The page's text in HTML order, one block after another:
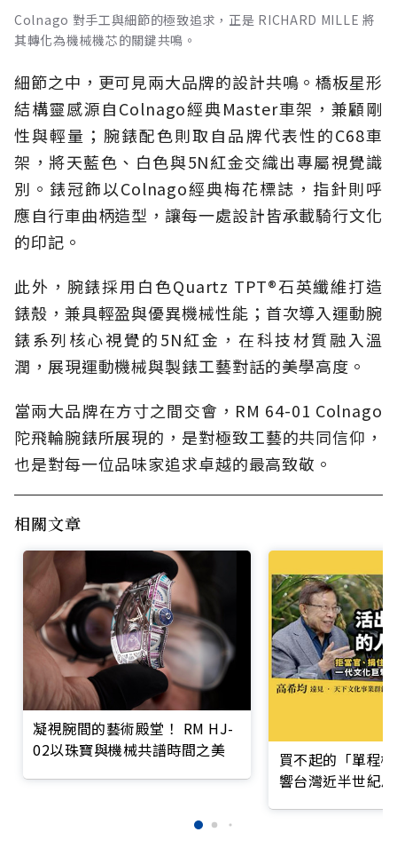
Colnago 對手工與細節的極致追求，正是 RICHARD MILLE 將
其轉化為機械機芯的關鍵共鳴。
細節之中，更可見兩大品牌的設計共鳴。橋板星形
結構靈感源自Colnago經典Master車架，兼顧剛
性與輕量；腕錶配色則取自品牌代表性的C68車
架，將天藍色、白色與5N紅金交織出專屬視覺識
別。錶冠飾以Colnago經典梅花標誌，指針則呼
應自行車曲柄造型，讓每一處設計皆承載騎行文化
的印記。
此外，腕錶採用白色Quartz TPT®石英纖維打造
錶殼，兼具輕盈與優異機械性能；首次導入運動腕
錶系列核心視覺的5N紅金，在科技材質融入溫
潤，展現運動機械與製錶工藝對話的美學高度。
當兩大品牌在方寸之間交會，RM 64-01 Colnago
陀飛輪腕錶所展現的，是對極致工藝的共同信仰，
也是對每一位品味家追求卓越的最高致敬。
相關文章
凝視腕間的藝術殿堂！ RM HJ-
02以珠寶與機械共譜時間之美
買不起的「單程
響台灣近半世紀